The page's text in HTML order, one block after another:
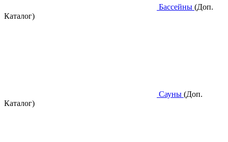
Бассейны (Доп.
Каталог)
Сауны (Доп.
Каталог)